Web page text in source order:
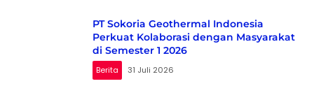
PT Sokoria Geothermal Indonesia
Perkuat Kolaborasi dengan Masyarakat
di Semester 1 2026
Berita 31 Juli 2026